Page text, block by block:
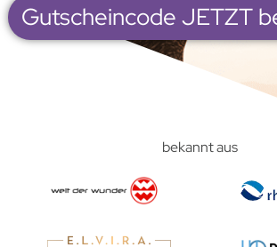
Gutscheincode JETZT
bekannt aus